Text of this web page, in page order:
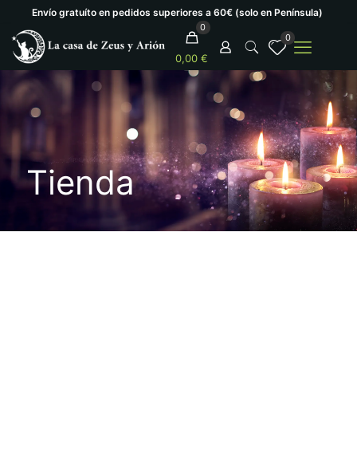
Envío gratuíto en pedidos superiores a 60€ (solo en Península)
0
0,00 €
0
Tienda